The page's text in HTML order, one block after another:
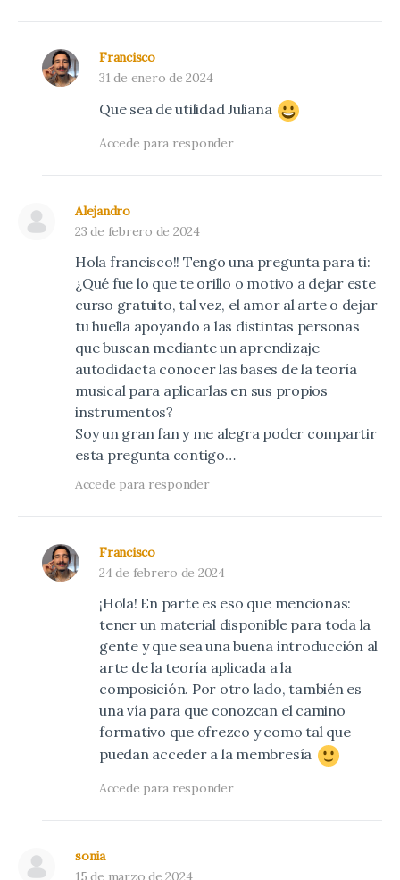
Francisco
31 de enero de 2024
Que sea de utilidad Juliana
Accede para responder
Alejandro
23 de febrero de 2024
Hola francisco!! Tengo una pregunta para ti:
¿Qué fue lo que te orillo o motivo a dejar este
curso gratuito, tal vez, el amor al arte o dejar
tu huella apoyando a las distintas personas
que buscan mediante un aprendizaje
autodidacta conocer las bases de la teoría
musical para aplicarlas en sus propios
instrumentos?
Soy un gran fan y me alegra poder compartir
esta pregunta contigo…
Accede para responder
Francisco
24 de febrero de 2024
¡Hola! En parte es eso que mencionas:
tener un material disponible para toda la
gente y que sea una buena introducción al
arte de la teoría aplicada a la
composición. Por otro lado, también es
una vía para que conozcan el camino
formativo que ofrezco y como tal que
puedan acceder a la membresía
Accede para responder
sonia
15 de marzo de 2024